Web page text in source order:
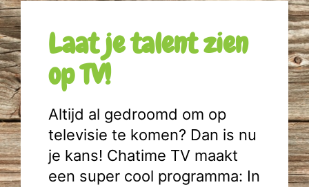
Laat je talent zien
op TV!
Altijd al gedroomd om op
televisie te komen? Dan is nu
je kans! Chatime TV maakt
een super cool programma: In